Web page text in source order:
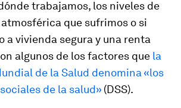
trabajamos, los niveles de
que sufrimos o si
a vivienda segura y una renta
algunos de los factores que la
de la Salud denomina «los
de la salud» (DSS).